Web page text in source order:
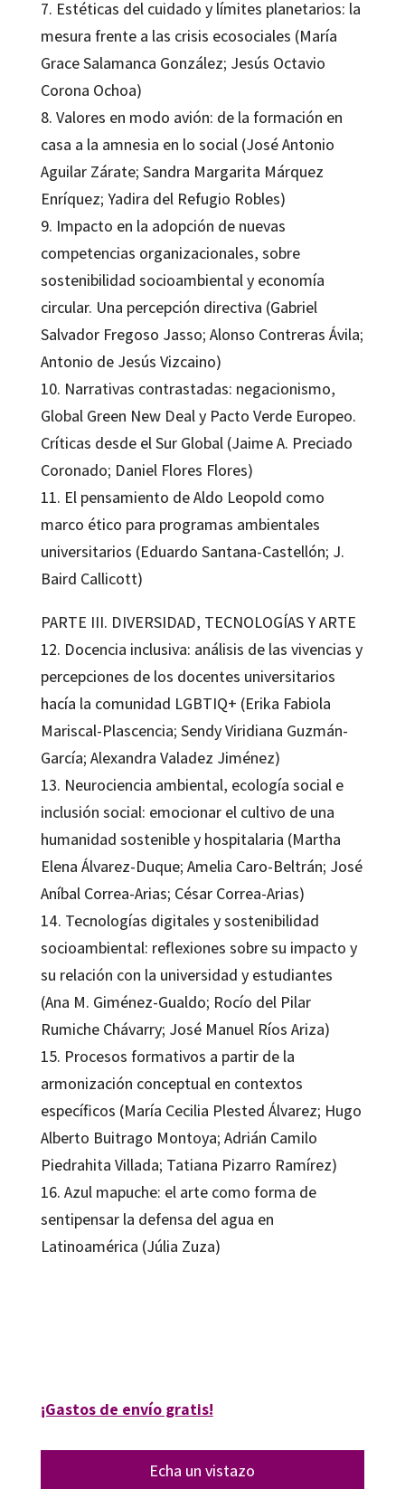
7. Estéticas del cuidado y límites planetarios: la
mesura frente a las crisis ecosociales (María
Grace Salamanca González; Jesús Octavio
Corona Ochoa)
8. Valores en modo avión: de la formación en
casa a la amnesia en lo social (José Antonio
Aguilar Zárate; Sandra Margarita Márquez
Enríquez; Yadira del Refugio Robles)
9. Impacto en la adopción de nuevas
competencias organizacionales, sobre
sostenibilidad socioambiental y economía
circular. Una percepción directiva (Gabriel
Salvador Fregoso Jasso; Alonso Contreras Ávila;
Antonio de Jesús Vizcaino)
10. Narrativas contrastadas: negacionismo,
Global Green New Deal y Pacto Verde Europeo.
Críticas desde el Sur Global (Jaime A. Preciado
Coronado; Daniel Flores Flores)
11. El pensamiento de Aldo Leopold como
marco ético para programas ambientales
universitarios (Eduardo Santana-Castellón; J.
Baird Callicott)
PARTE III. DIVERSIDAD, TECNOLOGÍAS Y ARTE
12. Docencia inclusiva: análisis de las vivencias y
percepciones de los docentes universitarios
hacía la comunidad LGBTIQ+ (Erika Fabiola
Mariscal-Plascencia; Sendy Viridiana Guzmán-
García; Alexandra Valadez Jiménez)
13. Neurociencia ambiental, ecología social e
inclusión social: emocionar el cultivo de una
humanidad sostenible y hospitalaria (Martha
Elena Álvarez-Duque; Amelia Caro-Beltrán; José
Aníbal Correa-Arias; César Correa-Arias)
14. Tecnologías digitales y sostenibilidad
socioambiental: reflexiones sobre su impacto y
su relación con la universidad y estudiantes
(Ana M. Giménez-Gualdo; Rocío del Pilar
Rumiche Chávarry; José Manuel Ríos Ariza)
15. Procesos formativos a partir de la
armonización conceptual en contextos
específicos (María Cecilia Plested Álvarez; Hugo
Alberto Buitrago Montoya; Adrián Camilo
Piedrahita Villada; Tatiana Pizarro Ramírez)
16. Azul mapuche: el arte como forma de
sentipensar la defensa del agua en
Latinoamérica (Júlia Zuza)
¡Gastos de envío gratis!
Echa un vistazo